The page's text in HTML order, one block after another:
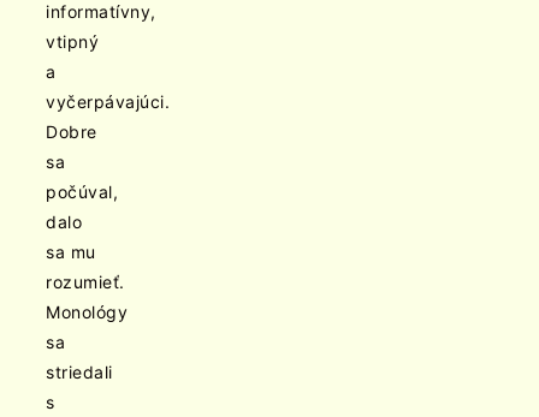
informatívny,
vtipný
a
vyčerpávajúci.
Dobre
sa
počúval,
dalo
sa mu
rozumieť.
Monológy
sa
striedali
s